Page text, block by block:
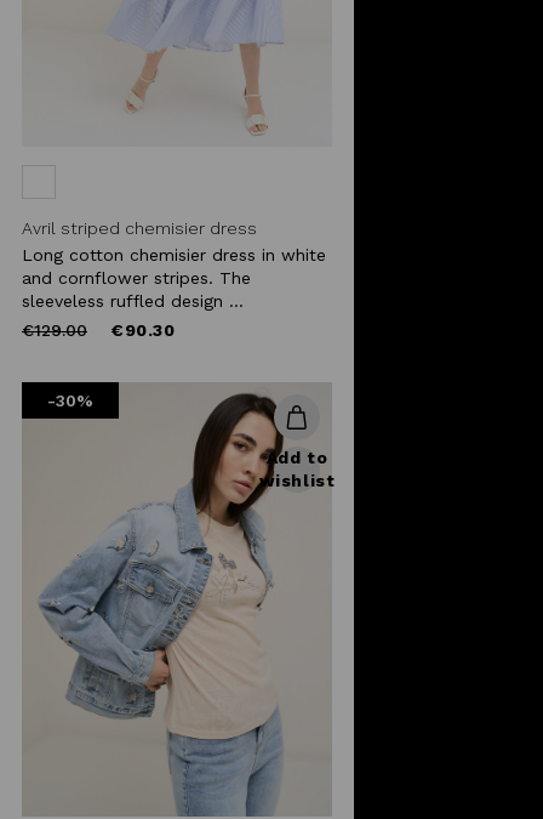
Avril striped chemisier dress
Long cotton chemisier dress in white
and cornflower stripes. The
sleeveless ruffled design ...
Price
€129.00to €90.30
-30%
Add to
wishlist